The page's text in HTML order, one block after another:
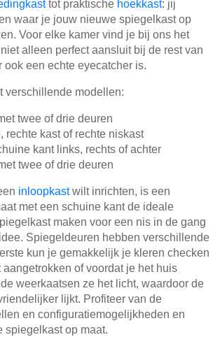
tot praktische hoekkast: jij
waar je jouw nieuwe spiegelkast op
Voor elke kamer vind je bij ons het
alleen perfect aansluit bij de rest van
ook een echte eyecatcher is.
verschillende modellen:
twee of drie deuren
rechte kast of rechte niskast
kant links, rechts of achter
twee of drie deuren
inloopkastwilt inrichten, is een
met een schuine kant de ideale
maken voor een nis in de gang
Spiegeldeuren hebben verschillende
kun je gemakkelijk je kleren checken
of voordat je het huis
weerkaatsen ze het licht, waardoor de
lijkt. Profiteer van de
en configuratiemogelijkheden en
spiegelkast op maat.